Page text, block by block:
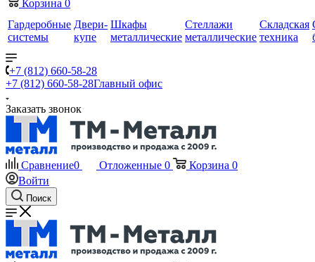
Корзина 0
Гардеробные
системы
Двери-
купе
Шкафы
металлические
Стеллажи
металлические
Складская
техника
+7 (812) 660-58-28
+7 (812) 660-58-28Главный офис
Заказать звонок
Сравнение0 Отложенные 0 Корзина 0
Войти
Поиск